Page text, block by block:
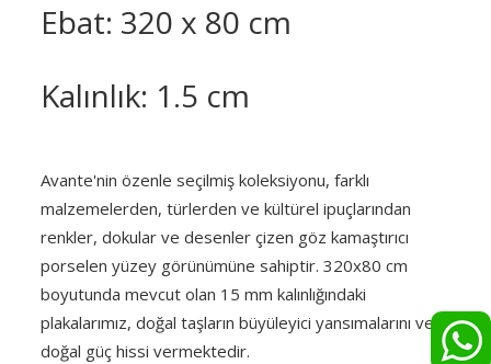
Ebat: 320 x 80 cm
Kalınlık: 1.5 cm
Avante'nin özenle seçilmiş koleksiyonu, farklı
malzemelerden, türlerden ve kültürel ipuçlarından
renkler, dokular ve desenler çizen göz kamaştırıcı
porselen yüzey görünümüne sahiptir. 320x80 cm
boyutunda mevcut olan 15 mm kalınlığındaki
plakalarımız, doğal taşların büyüleyici yansımalarını ve
doğal güç hissi vermektedir.